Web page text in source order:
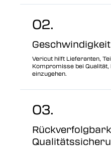
02.
Vericut hilft Lieferanten,
Kompromisse bei
einzugehen.
03.